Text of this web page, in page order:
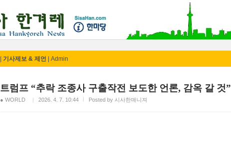
기사제보 & 제언 Admin
트럼프 “추락 조종사 구출작전 보도한 언론, 감옥 갈 것”
● WORLD 2026. 4. 7. 10:44 Posted by 시사한매니져